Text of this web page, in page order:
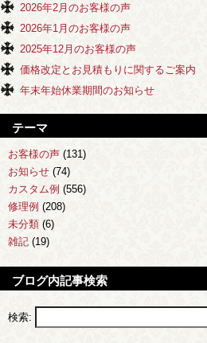
2026年2月のお客様の声
2026年1月のお客様の声
2025年12月のお客様の声
価格改定とお見積もりに関するご案内
年末年始休業期間のお知らせ
テーマ
お客様の声 (131)
お知らせ (74)
カスタム例 (556)
修理例 (208)
未分類 (6)
雑記 (19)
ブログ内記事検索
検索: